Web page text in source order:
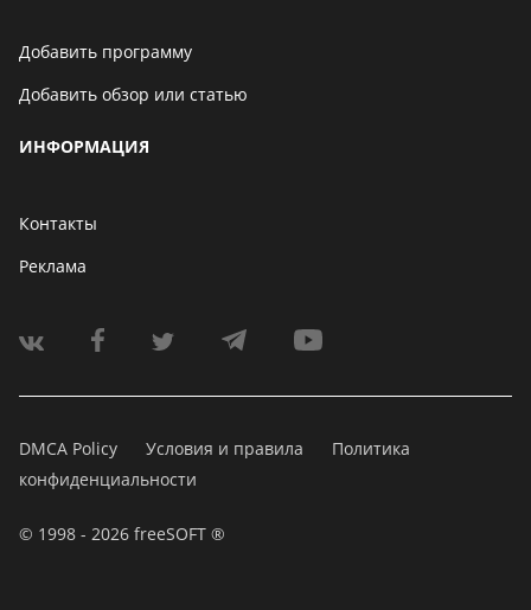
Добавить программу
Добавить обзор или статью
ИНФОРМАЦИЯ
Контакты
Реклама
DMCA Policy Условия и правила
Политика
конфиденциальности
© 1998 - 2026 freeSOFT ®